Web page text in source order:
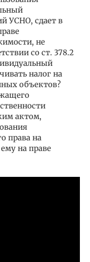
УСНО, сдает в
не
со ст. 378.2
налог на
объектов?
актом,
права на
на праве